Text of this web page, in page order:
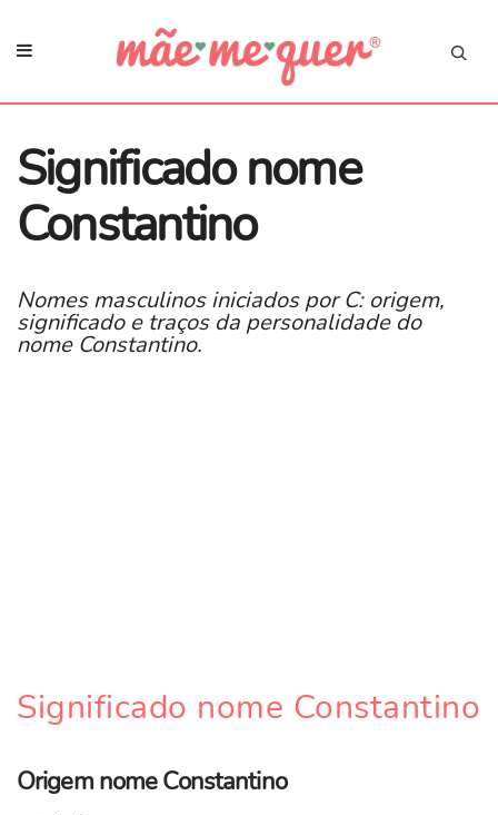
Significado nome
Constantino
Nomes masculinos iniciados por C: origem,
significado e traços da personalidade do
nome Constantino.
Significado nome Constantino
Origem nome Constantino